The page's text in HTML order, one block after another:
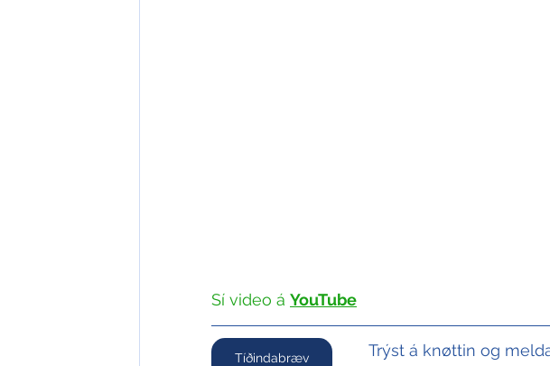
Sí video á YouTube
Tíðindabræv Trýst á knøttin og